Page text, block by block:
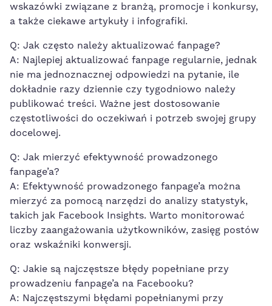
wskazówki związane z branżą, promocje i konkursy, ​
a także ciekawe artykuły ‍i infografiki.
Q: Jak często należy aktualizować ​fanpage?
A: Najlepiej aktualizować fanpage regularnie, jednak
nie ma jednoznacznej odpowiedzi na ⁢pytanie, ile
dokładnie razy dziennie ⁣czy tygodniowo należy
‍publikować treści. Ważne jest dostosowanie
częstotliwości do ⁣oczekiwań‌ i potrzeb⁣ swojej grupy
docelowej.
Q: Jak​ mierzyć efektywność prowadzonego
fanpage’a?
A: Efektywność prowadzonego fanpage’a można
mierzyć za pomocą narzędzi ​do analizy statystyk,
takich jak Facebook ​Insights.⁤ Warto monitorować
liczby zaangażowania użytkowników, zasięg postów
oraz wskaźniki ⁤konwersji.
Q: Jakie są najczęstsze ⁢błędy popełniane przy
prowadzeniu⁢ fanpage’a⁢ na ⁣Facebooku?
A:‍ Najczęstszymi‍ błędami popełnianymi przy